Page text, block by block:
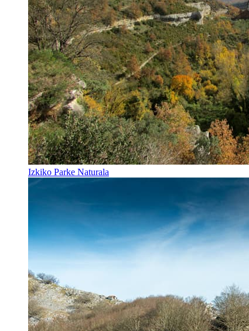
Izkiko Parke Naturala